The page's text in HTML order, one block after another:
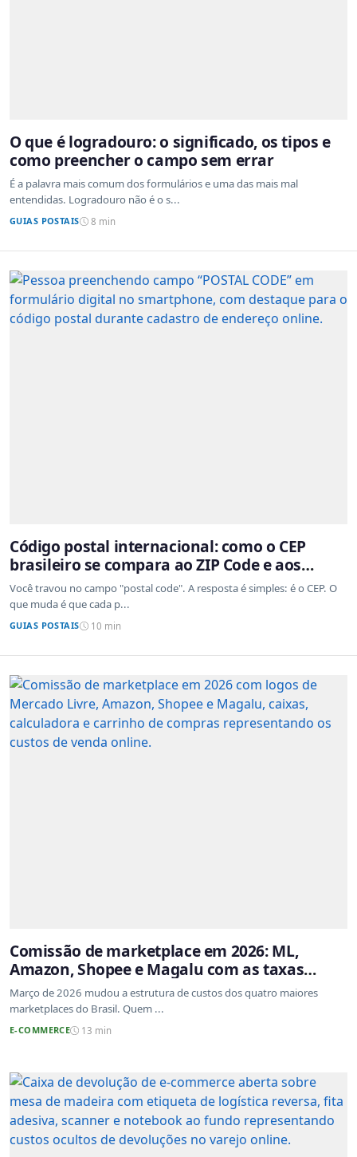
O que é logradouro: o significado, os tipos e
como preencher o campo sem errar
É a palavra mais comum dos formulários e uma das mais mal
entendidas. Logradouro não é o s...
GUIAS POSTAIS 8 min
Código postal internacional: como o CEP
brasileiro se compara ao ZIP Code e aos
sistemas de outros países
Você travou no campo "postal code". A resposta é simples: é o CEP. O
que muda é que cada p...
GUIAS POSTAIS 10 min
Comissão de marketplace em 2026: ML,
Amazon, Shopee e Magalu com as taxas
atualizadas
Março de 2026 mudou a estrutura de custos dos quatro maiores
marketplaces do Brasil. Quem ...
E-COMMERCE 13 min